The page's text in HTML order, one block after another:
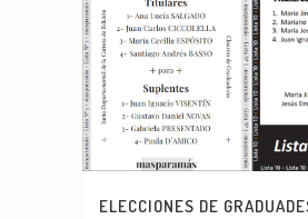
ELECCIONES DE